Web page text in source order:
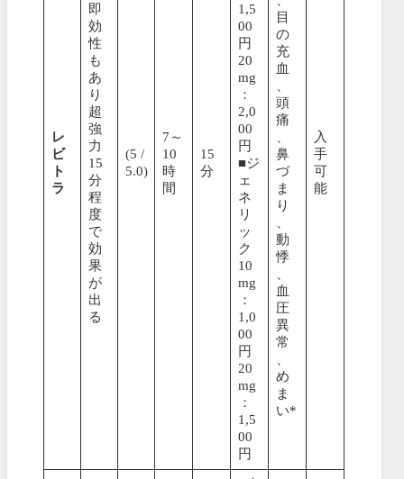
レ
ビ
ト
ラ
即
効
性
も
あ
り
超
強
力
15
分
程
度
で
効
果
が
出
る
(5 /
5.0)
7～
10
時
間
15
分
1,5
00
円
20
mg
：
2,0
00
円
■ジ
ェ
ネ
リ
ッ
ク
10
mg
：
1,0
00
円
20
mg
：
1,5
00
円
目
の
充
血
頭
痛
鼻
づ
ま
り
動
悸
血
圧
異
常
め
ま
い*
入
手
可
能